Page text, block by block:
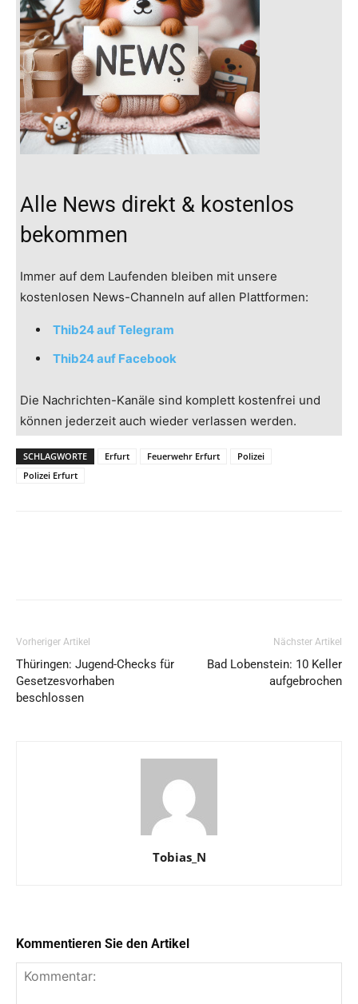
Alle News direkt & kostenlos
bekommen
Immer auf dem Laufenden bleiben mit unsere
kostenlosen News-Channeln auf allen Plattformen:
Thib24 auf Telegram
Thib24 auf Facebook
Die Nachrichten-Kanäle sind komplett kostenfrei und
können jederzeit auch wieder verlassen werden.
SCHLAGWORTE Erfurt Feuerwehr Erfurt
Polizei
Polizei Erfurt
Vorheriger Artikel
Thüringen: Jugend-Checks für
Gesetzesvorhaben
beschlossen
Nächster Artikel
Bad Lobenstein: 10 Keller
aufgebrochen
Tobias_N
Kommentieren Sie den Artikel